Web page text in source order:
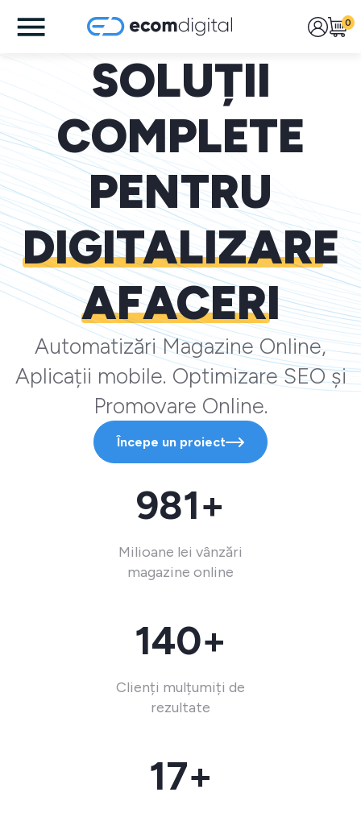
0
SOLUȚII
COMPLETE
PENTRU
DIGITALIZARE
AFACERI
Automatizări Magazine Online,
Aplicații mobile. Optimizare SEO și
Promovare Online.
Începe un proiect
981+
Milioane lei vânzări
magazine online
140+
Clienți mulțumiți de
rezultate
17+